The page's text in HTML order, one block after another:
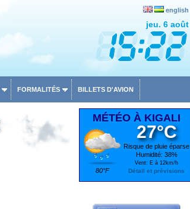
english
jeu. 6 août
FORMALITÉS BILLETS D'AVION
MÉTÉO À KIGALI
80°F
27°C
Risque de pluie éparse
Humidité: 38%
Vent: E à 12km/h
Détail et prévisions